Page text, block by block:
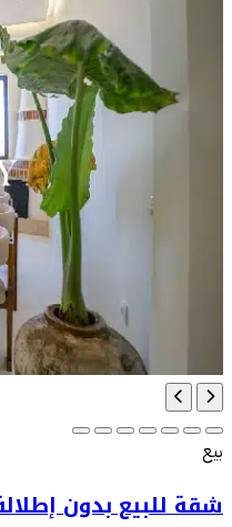
بيع
شقة للبيع بدون